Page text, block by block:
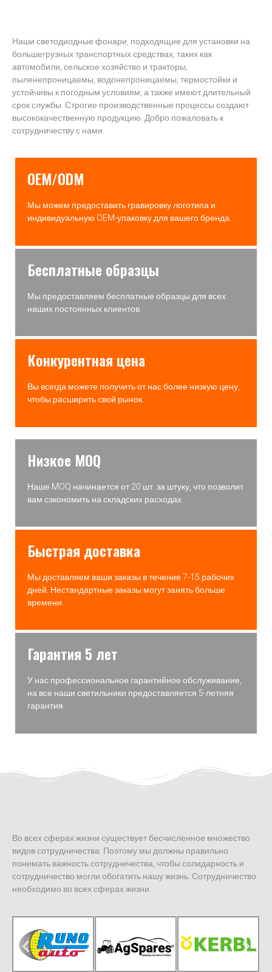
Наши светодиодные фонари, подходящие для установки на
большегрузных транспортных средствах, таких как
автомобили, сельское хозяйство и тракторы,
пыленепроницаемы, водонепроницаемы, термостойки и
устойчивы к погодным условиям, а также имеют длительный
срок службы. Строгие производственные процессы создают
высококачественную продукцию. Добро пожаловать к
сотрудничеству с нами.
OEM/ODM
Мы можем предоставить гравировку логотипа и
индивидуальную OEM-упаковку для вашего бренда.
Бесплатные образцы
Мы предоставляем бесплатные образцы для всех
наших постоянных клиентов.
Конкурентная цена
Вы всегда можете получить от нас более низкую цену,
чтобы расширить свой рынок.
Низкое MOQ
Наше MOQ начинается от 20 шт. за штуку, что позволит
вам сэкономить на складских расходах.
Быстрая доставка
Мы доставляем ваши заказы в течение 7-15 рабочих
дней. Нестандартные заказы могут занять больше
времени.
Гарантия 5 лет
У нас профессиональное гарантийное обслуживание,
на все наши светильники предоставляется 5-летняя
гарантия.
Во всех сферах жизни существует бесчисленное множество
видов сотрудничества. Поэтому мы должны правильно
понимать важность сотрудничества, чтобы солидарность и
сотрудничество могли обогатить нашу жизнь. Сотрудничество
необходимо во всех сферах жизни.